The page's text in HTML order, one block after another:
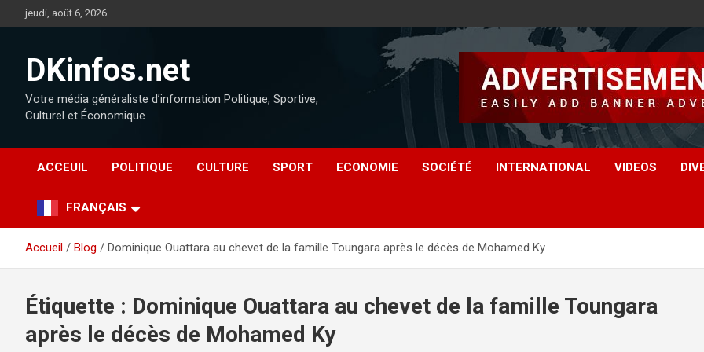
jeudi, août 6, 2026
DKinfos.net
Votre média généraliste d’information Politique, Sportive,
Culturel et Économique
ACCEUIL POLITIQUE CULTURE SPORT ECONOMIE SOCIÉTÉ INTERNATIONAL VIDEOS
FRANÇAIS
Accueil Blog Dominique Ouattara au chevet de la famille Toungara après le décès de Mohamed Ky
Étiquette : Dominique Ouattara au chevet de la famille Toungara
après le décès de Mohamed Ky